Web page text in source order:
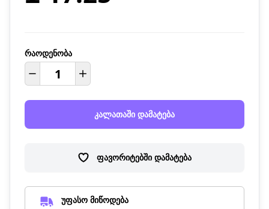
რაოდენობა
კალათაში დამატება
ფავორიტებში დამატება
უფასო მიწოდება